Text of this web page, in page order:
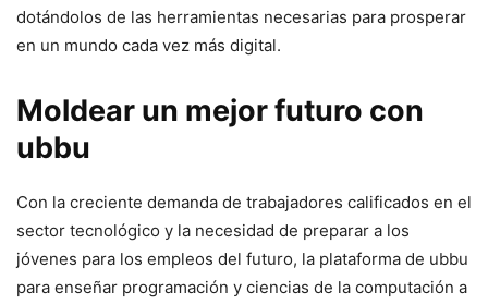
dotándolos de las herramientas necesarias para prosperar
en un mundo cada vez más digital.
Moldear un mejor futuro con
ubbu
Con la creciente demanda de trabajadores calificados en el
sector tecnológico y la necesidad de preparar a los
jóvenes para los empleos del futuro, la plataforma de ubbu
para enseñar programación y ciencias de la computación a